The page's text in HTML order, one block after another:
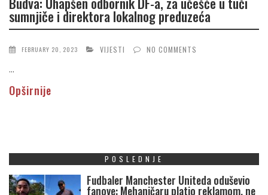
sumnjiče i direktora lokalnog preduzeća
FEBRUARY 20, 2023 VIJESTI NO COMMENTS
...
Opširnije
POSLEDNJE
Fudbaler Manchester Uniteda oduševio
fanove: Mehaničaru platio reklamom, ne